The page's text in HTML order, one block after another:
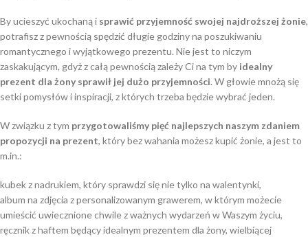
By ucieszyć ukochaną i sprawić przyjemność swojej najdroższej żonie,
potrafisz z pewnością spędzić długie godziny na poszukiwaniu
romantycznego i wyjątkowego prezentu. Nie jest to niczym
zaskakującym, gdyż z całą pewnością zależy Ci na tym by idealny
prezent dla żony sprawił jej dużo przyjemności. W głowie mnożą się
setki pomysłów i inspiracji, z których trzeba będzie wybrać jeden.
W związku z tym przygotowaliśmy pięć najlepszych naszym zdaniem
propozycji na prezent, który bez wahania możesz kupić żonie, a jest to
m.in.:
kubek z nadrukiem, który sprawdzi się nie tylko na walentynki,
album na zdjęcia z personalizowanym grawerem, w którym możecie
umieścić uwiecznione chwile z ważnych wydarzeń w Waszym życiu,
ręcznik z haftem będący idealnym prezentem dla żony, wielbiącej